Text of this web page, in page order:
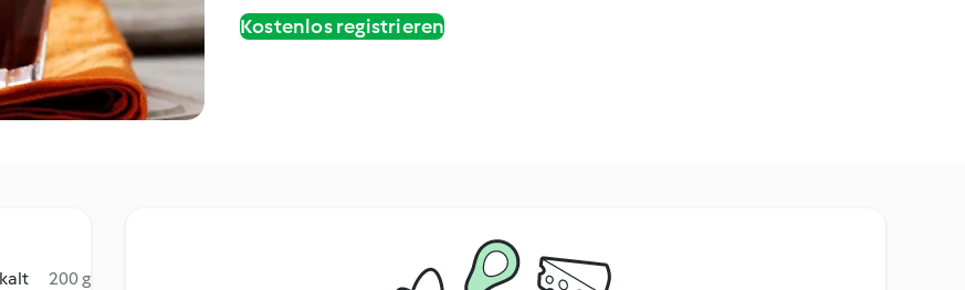
Kostenlos registrieren
200 g